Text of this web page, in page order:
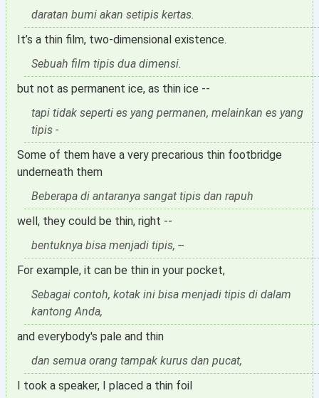
daratan bumi akan setipis kertas.
It’s a thin film, two-dimensional existence.
Sebuah film tipis dua dimensi.
but not as permanent ice, as thin ice --
tapi tidak seperti es yang permanen, melainkan es yang
tipis -
Some of them have a very precarious thin footbridge
underneath them
Beberapa di antaranya sangat tipis dan rapuh
well, they could be thin, right --
bentuknya bisa menjadi tipis, --
For example, it can be thin in your pocket,
Sebagai contoh, kotak ini bisa menjadi tipis di dalam
kantong Anda,
and everybody's pale and thin
dan semua orang tampak kurus dan pucat,
I took a speaker, I placed a thin foil